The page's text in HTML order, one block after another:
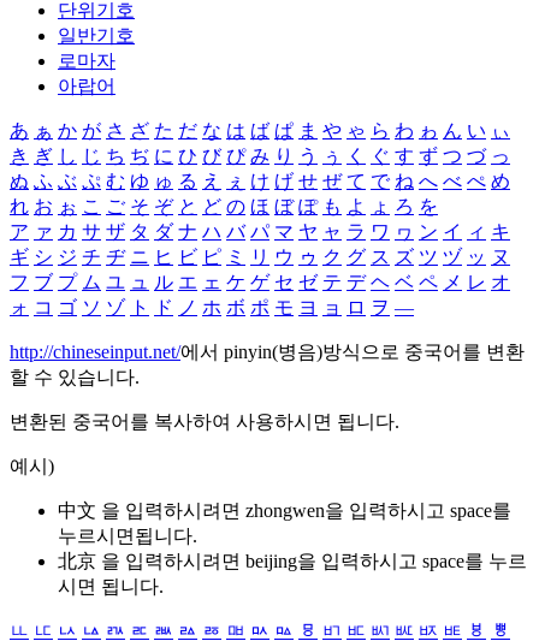
단위기호
일반기호
로마자
아랍어
あ ぁ か が さ ざ た だ な は ば ぱ ま や ゃ ら わ ゎ ん い ぃ
き ぎ し じ ち ぢ に ひ び ぴ み り う ぅ く ぐ す ず つ づ っ
ぬ ふ ぶ ぷ む ゆ ゅ る え ぇ け げ せ ぜ て で ね へ べ ぺ め
れ お ぉ こ ご そ ぞ と ど の ほ ぼ ぽ も よ ょ ろ を
ア ァ カ サ ザ タ ダ ナ ハ バ パ マ ヤ ャ ラ ワ ヮ ン イ ィ キ
ギ シ ジ チ ヂ ニ ヒ ビ ピ ミ リ ウ ゥ ク グ ス ズ ツ ヅ ッ ヌ
フ ブ プ ム ユ ュ ル エ ェ ケ ゲ セ ゼ テ デ ヘ ベ ペ メ レ オ
ォ コ ゴ ソ ゾ ト ド ノ ホ ボ ポ モ ヨ ョ ロ ヲ ―
http://chineseinput.net/에서 pinyin(병음)방식으로 중국어를 변환
할 수 있습니다.
변환된 중국어를 복사하여 사용하시면 됩니다.
예시)
中文 을 입력하시려면 zhongwen을 입력하시고 space를
누르시면됩니다.
北京 을 입력하시려면 beijing을 입력하시고 space를 누르
시면 됩니다.
ㅥ ㅦ ㅧ ㅨ ㅩ ㅪ ㅫ ㅬ ㅭ ㅮ ㅯ ㅰ ㅱ ㅲ ㅳ ㅴ ㅵ ㅶ ㅷ ㅸ
ㅹ